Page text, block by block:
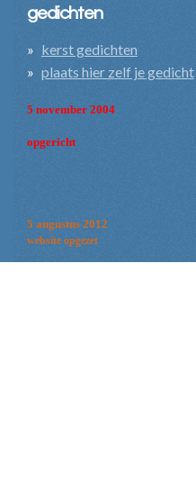
gedichten
kerst gedichten
plaats hier zelf je gedicht
5 november 2004
opgericht
5 augustus 2012
website opgezet